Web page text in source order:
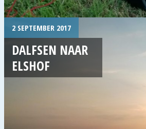
2 SEPTEMBER 2017
DALFSEN NAAR
ELSHOF